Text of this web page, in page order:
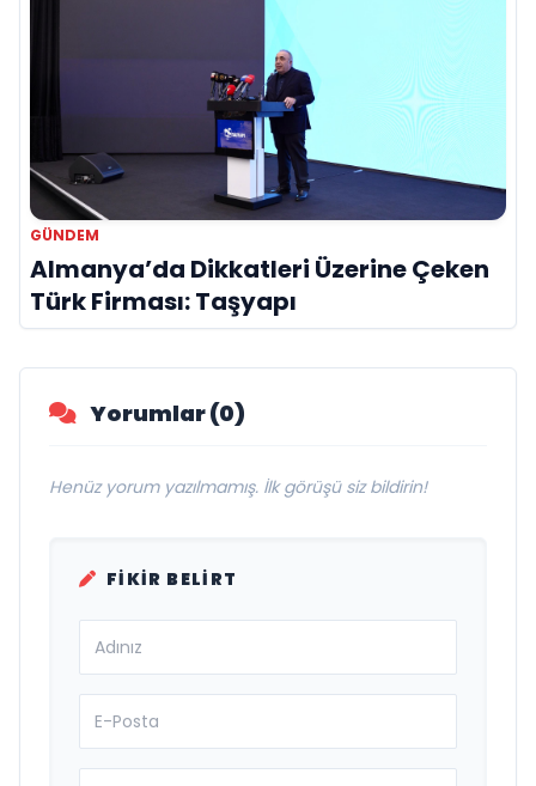
GÜNDEM
Almanya’da Dikkatleri Üzerine Çeken
Türk Firması: Taşyapı
Yorumlar (0)
Henüz yorum yazılmamış. İlk görüşü siz bildirin!
FIKIR BELIRT